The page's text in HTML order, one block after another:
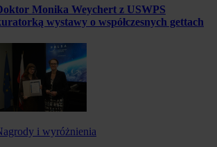
Monika Weychert z USWPS
wystawy o współczesnych gettach
i wyróżnienia